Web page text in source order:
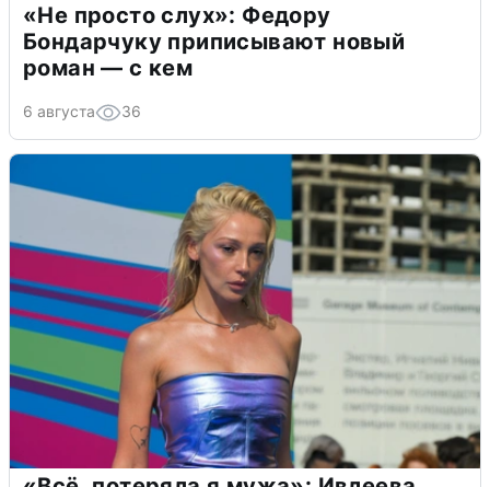
«Не просто слух»: Федору
Бондарчуку приписывают новый
роман — с кем
6 августа 36